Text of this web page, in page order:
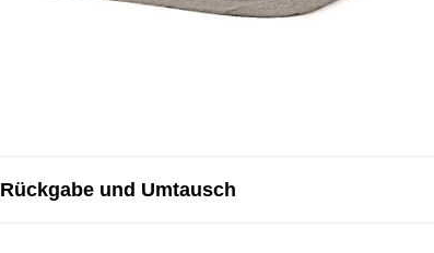
Rückgabe und Umtausch